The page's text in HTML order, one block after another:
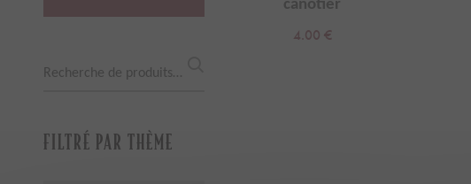
canotier
4.00 €
Recherche
FILTRÉ PAR THÈME